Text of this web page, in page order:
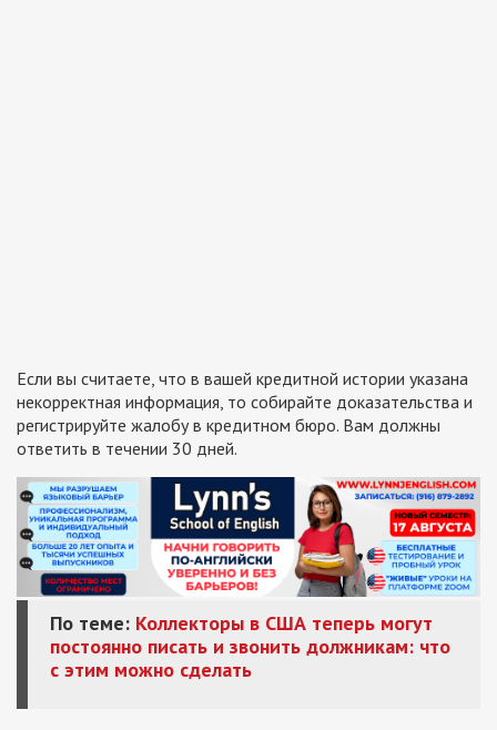
Если вы считаете, что в вашей кредитной истории указана
некорректная информация, то собирайте доказательства и
регистрируйте жалобу в кредитном бюро. Вам должны
ответить в течении 30 дней.
По теме: Коллекторы в США теперь могут
постоянно писать и звонить должникам: что
с этим можно сделать